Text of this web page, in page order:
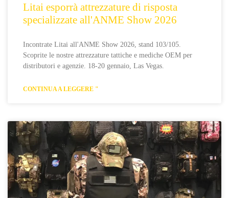
Litai esporrà attrezzature di risposta
specializzate all'ANME Show 2026
Incontrate Litai all'ANME Show 2026, stand 103/105.
Scoprite le nostre attrezzature tattiche e mediche OEM per
distributori e agenzie. 18-20 gennaio, Las Vegas.
CONTINUA A LEGGERE "